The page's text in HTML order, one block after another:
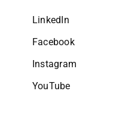
LinkedIn
Facebook
Instagram
YouTube